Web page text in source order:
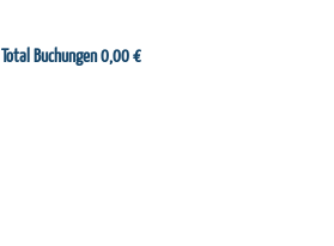
Total Buchungen0,00 €